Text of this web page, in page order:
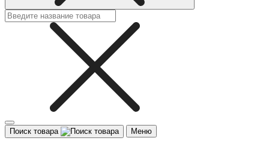
Поиск товара Меню